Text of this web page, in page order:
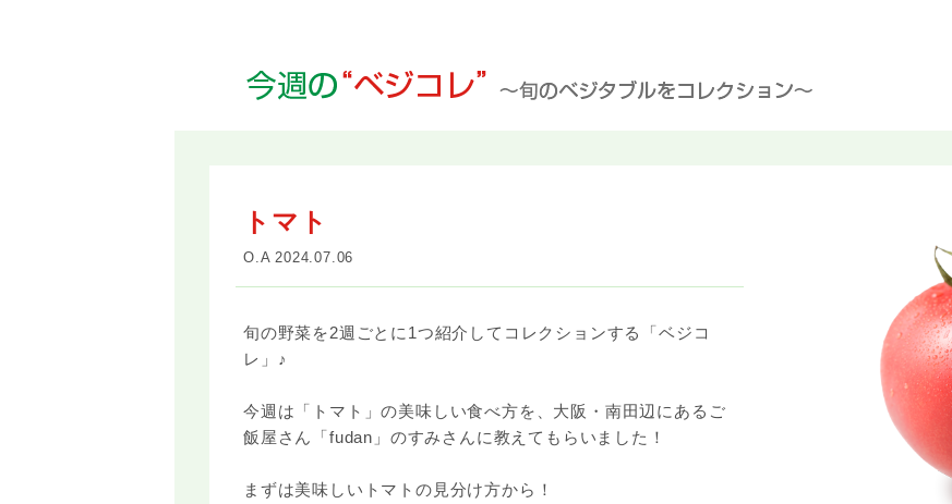
トマト
O.A 2024.07.06
旬の野菜を2週ごとに1つ紹介してコレクションする「ベジコ
レ」♪
今週は「トマト」の美味しい食べ方を、大阪・南田辺にあるご
飯屋さん「fudan」のすみさんに教えてもらいました！
まずは美味しいトマトの見分け方から！